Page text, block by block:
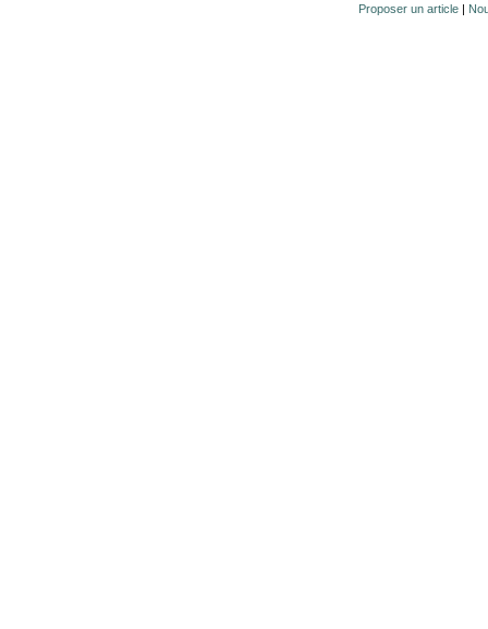
Proposer un article |